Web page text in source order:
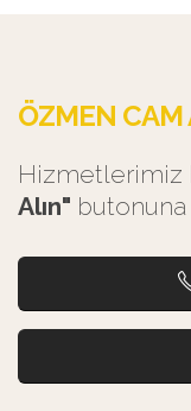
ÖZMEN CAM
Hizmetlerimiz
Alın" butonuna